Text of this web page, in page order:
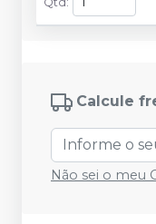
Calcule
Não sei o meu